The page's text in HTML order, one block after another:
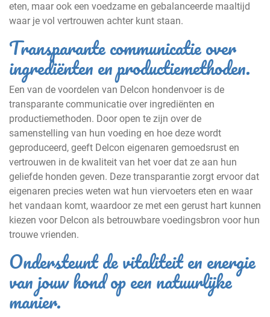
eten, maar ook een voedzame en gebalanceerde maaltijd
waar je vol vertrouwen achter kunt staan.
Transparante communicatie over
ingrediënten en productiemethoden.
Een van de voordelen van Delcon hondenvoer is de
transparante communicatie over ingrediënten en
productiemethoden. Door open te zijn over de
samenstelling van hun voeding en hoe deze wordt
geproduceerd, geeft Delcon eigenaren gemoedsrust en
vertrouwen in de kwaliteit van het voer dat ze aan hun
geliefde honden geven. Deze transparantie zorgt ervoor dat
eigenaren precies weten wat hun viervoeters eten en waar
het vandaan komt, waardoor ze met een gerust hart kunnen
kiezen voor Delcon als betrouwbare voedingsbron voor hun
trouwe vrienden.
Ondersteunt de vitaliteit en energie
van jouw hond op een natuurlijke
manier.